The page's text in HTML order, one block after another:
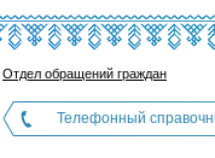
Отдел обращений граждан
Телефонный